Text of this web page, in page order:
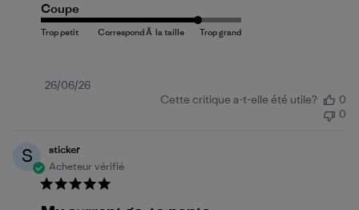
Coupe
Date
26/06/26
Cette critique a-t-elle été utile?
0
0
S
sticker
Acheteur vérifié